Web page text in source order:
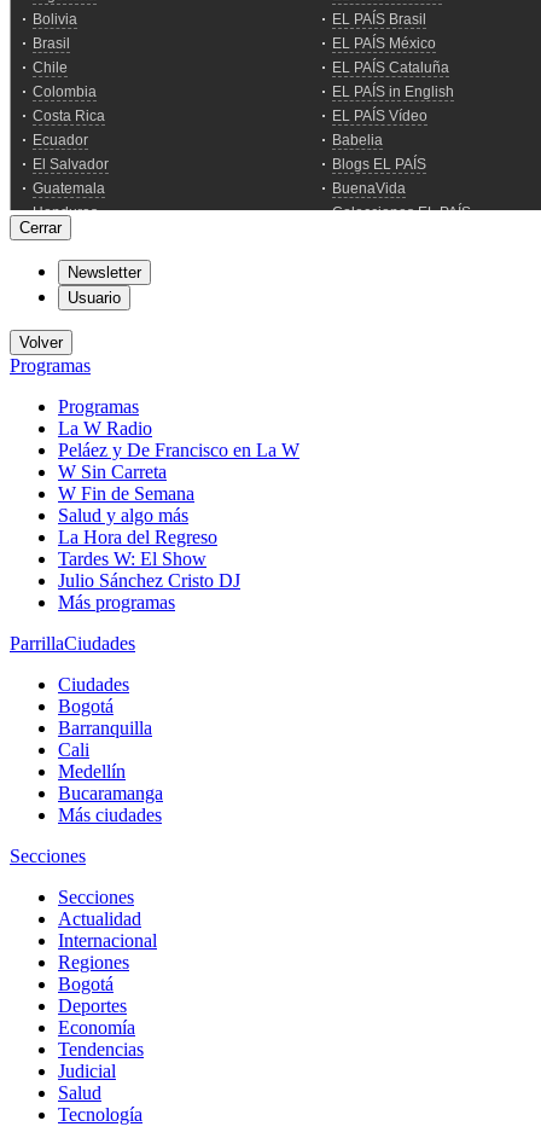
Cerrar
Newsletter
Usuario
Volver
Programas
Programas
La W Radio
Peláez y De Francisco en La W
W Sin Carreta
W Fin de Semana
Salud y algo más
La Hora del Regreso
Tardes W: El Show
Julio Sánchez Cristo DJ
Más programas
ParrillaCiudades
Ciudades
Bogotá
Barranquilla
Cali
Medellín
Bucaramanga
Más ciudades
Secciones
Secciones
Actualidad
Internacional
Regiones
Bogotá
Deportes
Economía
Tendencias
Judicial
Salud
Tecnología